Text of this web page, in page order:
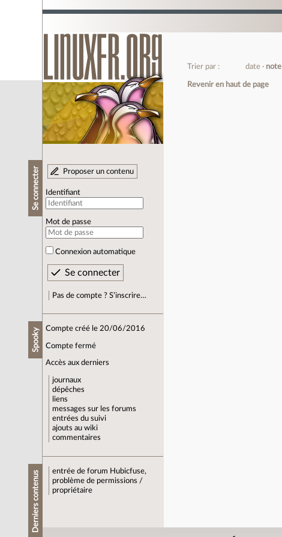
Se connecter Proposer un contenu
Identifiant
Mot de passe
Connexion automatique
Pas de compte ? S’inscrire…
Spooky Compte créé le 20/06/2016
Compte fermé
Accès aux derniers
journaux
dépêches
liens
messages sur les forums
entrées du suivi
ajouts au wiki
commentaires
Derniers contenus entrée de forum Hubicfuse,
problème de permissions /
propriétaire
Trier par : date note
Revenir en haut de page